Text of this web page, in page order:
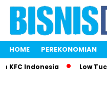
HOME PEREKONOMIAN
Indonesia Low Tuck